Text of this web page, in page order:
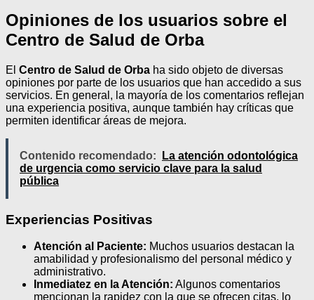
Opiniones de los usuarios sobre el
Centro de Salud de Orba
El Centro de Salud de Orba ha sido objeto de diversas
opiniones por parte de los usuarios que han accedido a sus
servicios. En general, la mayoría de los comentarios reflejan
una experiencia positiva, aunque también hay críticas que
permiten identificar áreas de mejora.
Contenido recomendado:
La atención odontológica
de urgencia como servicio clave para la salud
pública
Experiencias Positivas
Atención al Paciente: Muchos usuarios destacan la
amabilidad y profesionalismo del personal médico y
administrativo.
Inmediatez en la Atención: Algunos comentarios
mencionan la rapidez con la que se ofrecen citas, lo